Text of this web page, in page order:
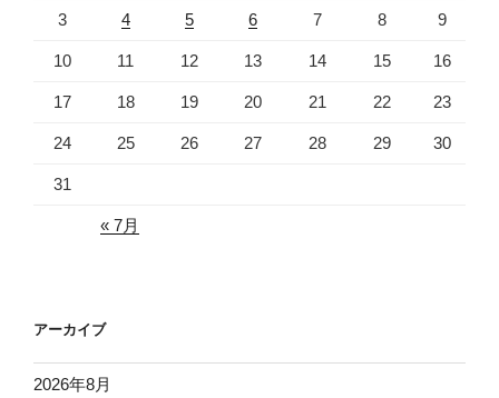
3 4 5 6 7 8 9
10 11 12 13 14 15 16
17 18 19 20 21 22 23
24 25 26 27 28 29 30
31
« 7月
アーカイブ
2026年8月